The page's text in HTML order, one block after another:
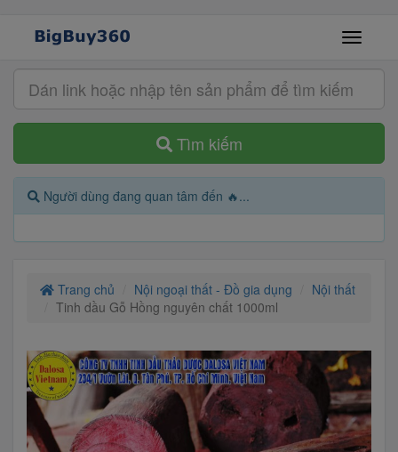
Tìm kiếm
Người dùng đang quan tâm đến 🔥...
Trang chủ Nội ngoại thất - Đồ gia dụng
Nội thất
Tinh dầu Gỗ Hồng nguyên chất 1000ml